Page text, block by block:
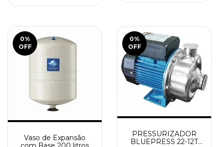
0%
OFF
Vaso de Expansão
0%
OFF
PRESSURIZADOR
BLUEPRESS 22-12T